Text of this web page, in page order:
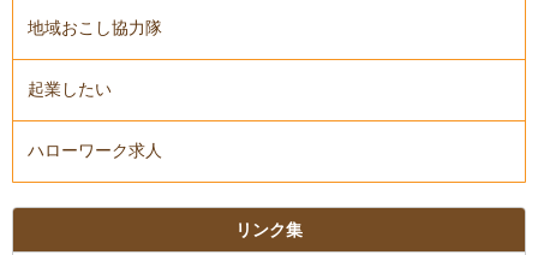
地域おこし協力隊
起業したい
ハローワーク求人
リンク集